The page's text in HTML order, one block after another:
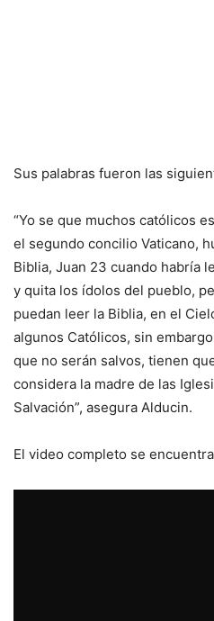
Sus palabras fueron las
“Yo se que muchos católicos
el segundo concilio Vaticano,
Biblia, Juan 23 cuando habría
y quita los ídolos del pueblo,
puedan leer la Biblia, en el
algunos Católicos, sin
que no serán salvos, tienen
considera la madre de las
Salvación”, asegura Alducin.
El video completo se